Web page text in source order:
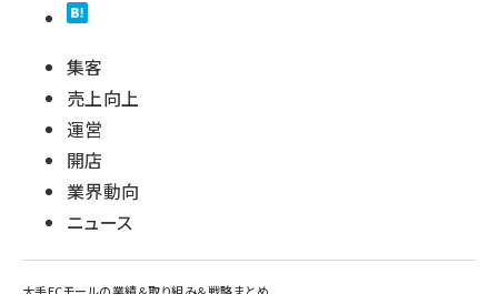
集客
売上向上
運営
開店
業界動向
ニュース